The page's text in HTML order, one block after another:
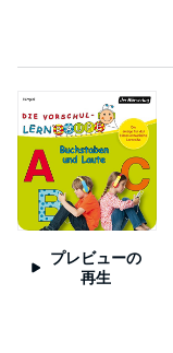
プレビューの
再生